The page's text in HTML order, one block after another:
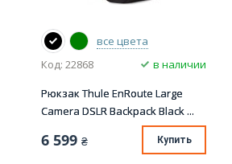
все цвета
Код: 22868
в наличии
Рюкзак Thule EnRoute Large
Camera DSLR Backpack Black ...
6 599 ₴ Купить